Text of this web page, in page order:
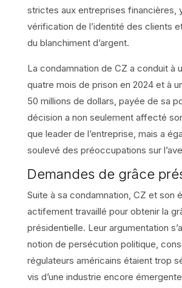
strictes aux entreprises financières,
vérification de l’identité des clients
du blanchiment d’argent.
La condamnation de CZ a conduit à
quatre mois de prison en 2024 et à
50 millions de dollars, payée de sa
décision a non seulement affecté
que leader de l’entreprise, mais a
soulevé des préoccupations sur
Demandes de grâce
Suite à sa condamnation, CZ et son
actifement travaillé pour obtenir la
présidentielle. Leur argumentation
notion de persécution politique,
régulateurs américains étaient trop
vis d’une industrie encore